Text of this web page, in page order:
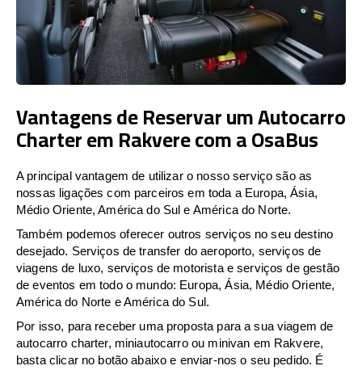
Vantagens de Reservar um Autocarro
Charter em Rakvere com a OsaBus
A principal vantagem de utilizar o nosso serviço são as
nossas ligações com parceiros em toda a Europa, Ásia,
Médio Oriente, América do Sul e América do Norte.
Também podemos oferecer outros serviços no seu destino
desejado. Serviços de transfer do aeroporto, serviços de
viagens de luxo, serviços de motorista e serviços de gestão
de eventos em todo o mundo: Europa, Ásia, Médio Oriente,
América do Norte e América do Sul.
Por isso, para receber uma proposta para a sua viagem de
autocarro charter, miniautocarro ou minivan em Rakvere,
basta clicar no botão abaixo e enviar-nos o seu pedido. É